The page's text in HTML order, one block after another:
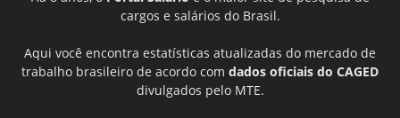
cargos e salários do Brasil.
Aqui você encontra estatísticas atualizadas do mercado de
trabalho brasileiro de acordo com dados oficiais do CAGED
divulgados pelo MTE.